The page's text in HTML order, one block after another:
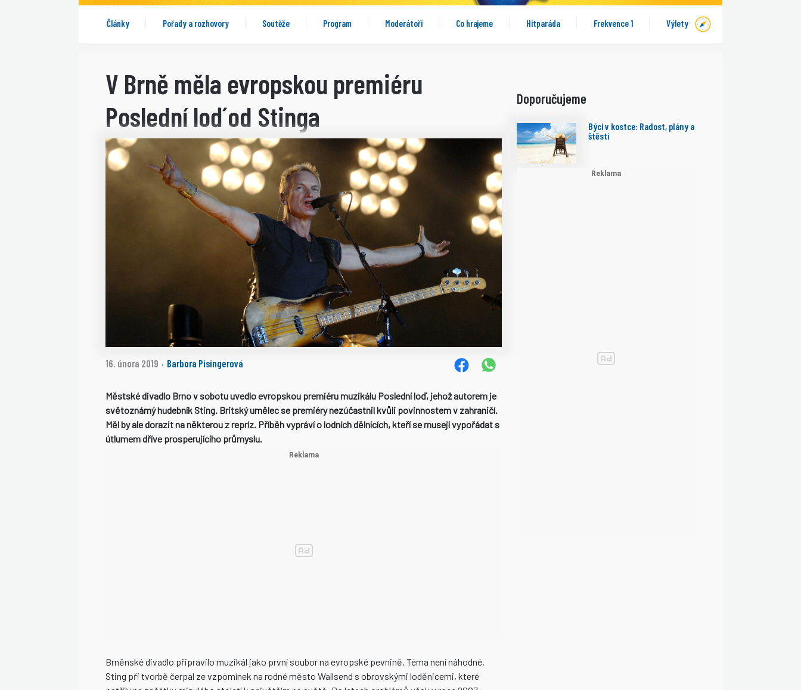
Články Pořady a rozhovory Soutěže Program Moderátoři Co hrajeme Hitparáda Frekvence 1 Výlety
V Brně měla evropskou premiéru
Poslední loď od Stinga
16. února 2019 · Barbora Pisingerová
Městské divadlo Brno v sobotu uvedlo evropskou premiéru muzikálu Poslední loď, jehož autorem je
světoznámý hudebník Sting. Britský umělec se premiéry nezúčastnil kvůli povinnostem v zahraničí.
Měl by ale dorazit na některou z repríz. Příběh vypráví o lodních dělnících, kteří se musejí vypořádat s
útlumem dříve prosperujícího průmyslu.
Brněnské divadlo připravilo muzikál jako první soubor na evropské pevnině. Téma není náhodné,
Sting při tvorbě čerpal ze vzpomínek na rodné město Wallsend s obrovskými loděnicemi, které
Doporučujeme
Býci v kostce: Radost, plány a
štěstí